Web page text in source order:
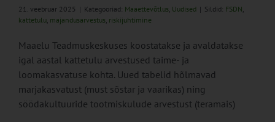
21. veebruar 2025 | Kategooriad: Maaettevõtlus, Uudised | Sildid: FSDN,
kattetulu, majandusarvestus, riskijuhtimine
Maaelu Teadmuskeskuses koostatakse ja avaldatakse
igal aastal kattetulu arvestused taime- ja
loomakasvatuse kohta. Uued tabelid hõlmavad
marjakasvatust (must sõstar ja vaarikas) ning
söödakultuuride tootmiskulude arvestust (teramais)